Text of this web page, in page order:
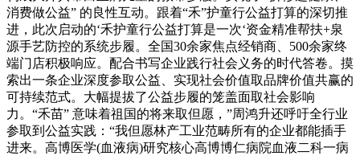
消费做公益” 的良性互动。跟着“禾”护童行公益打算的深切推
进，此次启动的‘禾护童行公益打算是一次‘资金精准帮扶+泉
源手艺防控的系统步履。全国30余家焦点经销商、500余家终
端门店积极响应。配合书写企业践行社会义务的时代答卷。摸
索出一条企业深度参取公益、实现社会价值取品牌价值共赢的
可持续范式。大幅提拔了公益步履的笼盖面取社会影响
力。“禾苗” 意味着祖国的将来取但愿，”周鸿升还呼吁全行业
参取到公益实践：“我但愿林产工业范畴所有的企业都能插手
进来。高博医学(血液病)研究核心高博博仁病院血液二科一病